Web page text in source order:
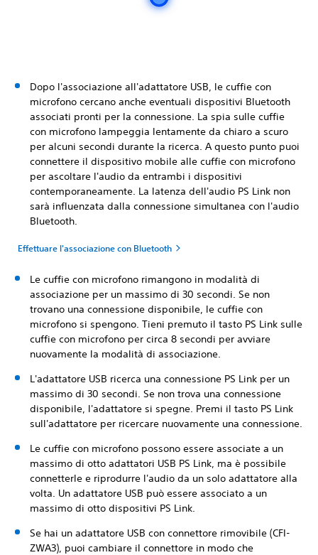
Dopo l'associazione all'adattatore USB, le cuffie con
microfono cercano anche eventuali dispositivi Bluetooth
associati pronti per la connessione. La spia sulle cuffie
con microfono lampeggia lentamente da chiaro a scuro
per alcuni secondi durante la ricerca. A questo punto puoi
connettere il dispositivo mobile alle cuffie con microfono
per ascoltare l'audio da entrambi i dispositivi
contemporaneamente. La latenza dell'audio PS Link non
sarà influenzata dalla connessione simultanea con l'audio
Bluetooth.
Effettuare l'associazione con Bluetooth
Le cuffie con microfono rimangono in modalità di
associazione per un massimo di 30 secondi. Se non
trovano una connessione disponibile, le cuffie con
microfono si spengono. Tieni premuto il tasto PS Link sulle
cuffie con microfono per circa 8 secondi per avviare
nuovamente la modalità di associazione.
L'adattatore USB ricerca una connessione PS Link per un
massimo di 30 secondi. Se non trova una connessione
disponibile, l'adattatore si spegne. Premi il tasto PS Link
sull'adattatore per ricercare nuovamente una connessione.
Le cuffie con microfono possono essere associate a un
massimo di otto adattatori USB PS Link, ma è possibile
connetterle e riprodurre l'audio da un solo adattatore alla
volta. Un adattatore USB può essere associato a un
massimo di otto dispositivi PS Link.
Se hai un adattatore USB con connettore rimovibile (CFI-
ZWA3), puoi cambiare il connettore in modo che